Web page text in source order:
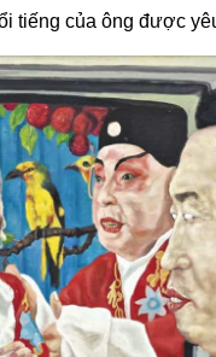
tiếng của ông được